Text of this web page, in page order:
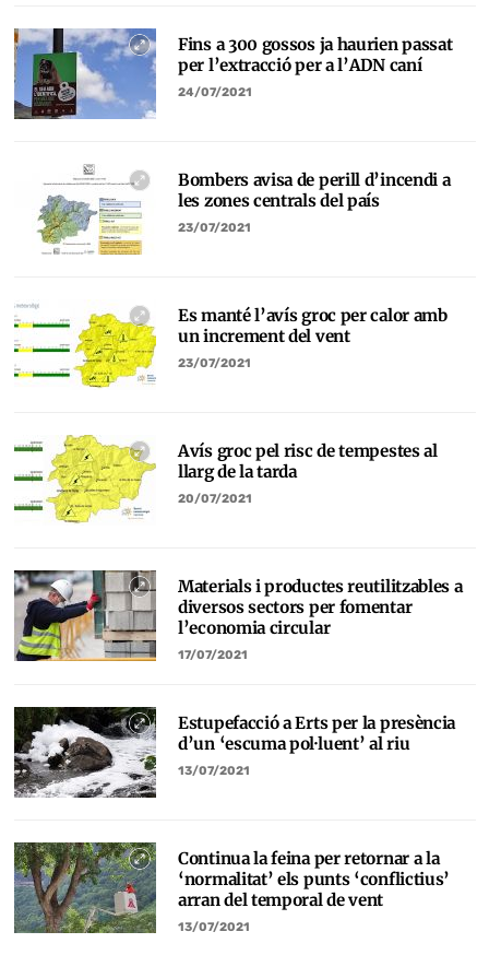
Fins a 300 gossos ja haurien passat
per l’extracció per a l’ADN caní
24/07/2021
Bombers avisa de perill d’incendi a
les zones centrals del país
23/07/2021
Es manté l’avís groc per calor amb
un increment del vent
23/07/2021
Avís groc pel risc de tempestes al
llarg de la tarda
20/07/2021
Materials i productes reutilitzables a
diversos sectors per fomentar
l’economia circular
17/07/2021
Estupefacció a Erts per la presència
d’un ‘escuma pol·luent’ al riu
13/07/2021
Continua la feina per retornar a la
‘normalitat’ els punts ‘conflictius’
arran del temporal de vent
13/07/2021